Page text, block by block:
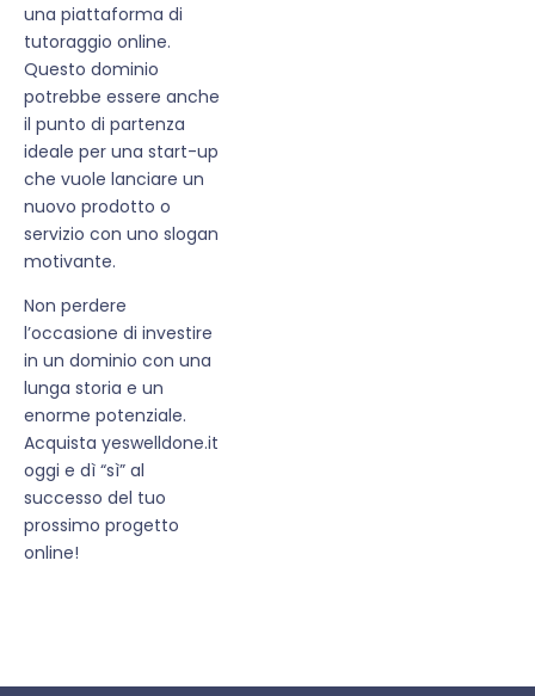
una piattaforma di
tutoraggio online.
Questo dominio
potrebbe essere anche
il punto di partenza
ideale per una start-up
che vuole lanciare un
nuovo prodotto o
servizio con uno slogan
motivante.
Non perdere
l’occasione di investire
in un dominio con una
lunga storia e un
enorme potenziale.
Acquista yeswelldone.it
oggi e dì “sì” al
successo del tuo
prossimo progetto
online!